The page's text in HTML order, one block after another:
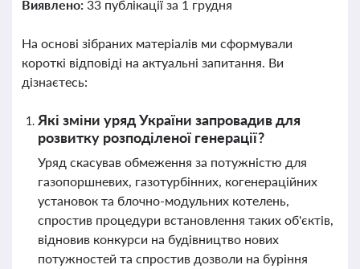
Виявлено: 33 публікації за 1 грудня
На основі зібраних матеріалів ми сформували
короткі відповіді на актуальні запитання. Ви
дізнаєтесь:
Які зміни уряд України запровадив для
розвитку розподіленої генерації?
Уряд скасував обмеження за потужністю для
газопоршневих, газотурбінних, когенераційних
установок та блочно-модульних котелень,
спростив процедури встановлення таких об'єктів,
відновив конкурси на будівництво нових
потужностей та спростив дозволи на буріння